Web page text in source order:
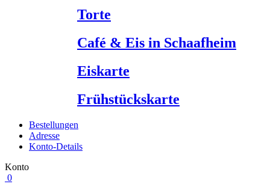
Torte
Café & Eis in Schaafheim
Eiskarte
Frühstückskarte
Bestellungen
Adresse
Konto-Details
Konto
0